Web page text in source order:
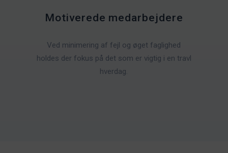
Motiverede medarbejdere
Ved minimering af fejl og øget faglighed
holdes der fokus på det som er vigtig i en travl
hverdag.